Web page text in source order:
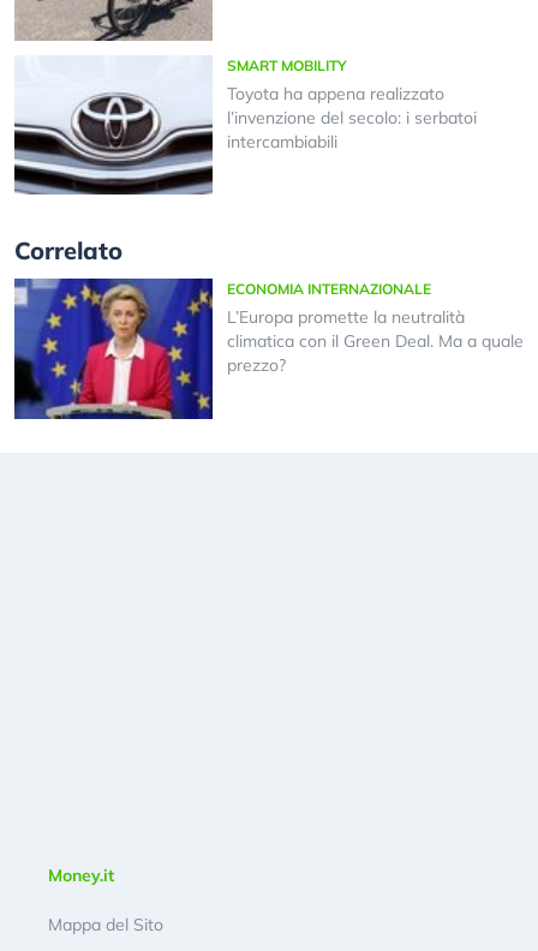
SMART MOBILITY
Toyota ha appena realizzato
l’invenzione del secolo: i serbatoi
intercambiabili
Correlato
ECONOMIA INTERNAZIONALE
L’Europa promette la neutralità
climatica con il Green Deal. Ma a quale
prezzo?
Money.it
Mappa del Sito